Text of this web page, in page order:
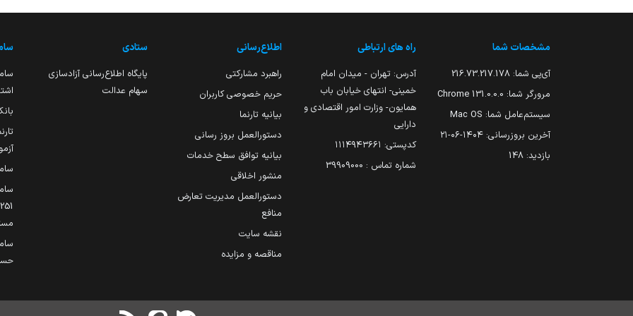
مشخصات شما
آی‌پی شما: 216.73.217.178
مرورگر شما: 131.0.0.0 Chrome
سیستم‌عامل شما: Mac OS
آخرین بروزرسانی: ۱۴۰۴-۰۶-۲۱
بازدید: 148
راه های ارتباطی
آدرس: تهران - میدان امام
خمینی- انتهای خیابان باب
همایون- وزارت امور اقتصادی و
دارایی
کدپستی: ۱۱۱۴۹۴۳۶۶۱
شماره تماس : 39909000
اطلاع‌رسانی
راهبرد مشارکتی
حریم خصوصی کاربران
بیانیه تارنما
دستورالعمل بروز رسانی
بیانیه توافق سطح خدمات
منشور اخلاقی
دستورالعمل مدیریت تعارض
منافع
نقشه سایت
مناقصه و مزایده
ستادی
پایگاه اطلاع‌رسانی آزادسازی
سهام عدالت